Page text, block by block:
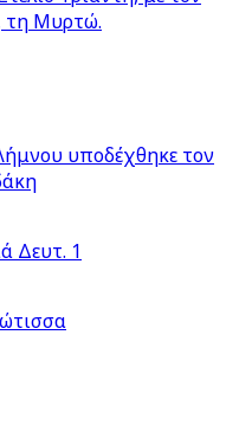
τη Μυρτώ.
υποδέχθηκε τον
Δευτ. 1